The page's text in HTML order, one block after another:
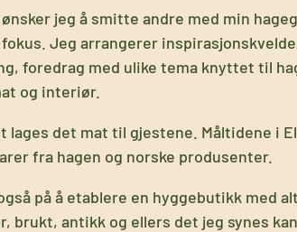
ønsker jeg å smitte andre med min
Jeg arrangerer
foredrag med ulike tema knyttet til
og interiør.
lages det mat til gjestene. Måltidene i
fra hagen og norske produsenter.
på å etablere en hyggebutikk med
brukt, antikk og ellers det jeg synes